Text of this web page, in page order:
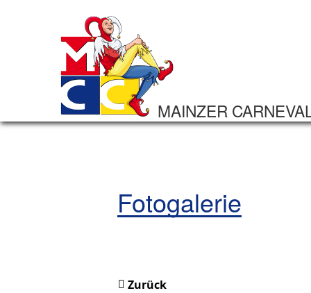
MAINZER
Fotogalerie
Zurück